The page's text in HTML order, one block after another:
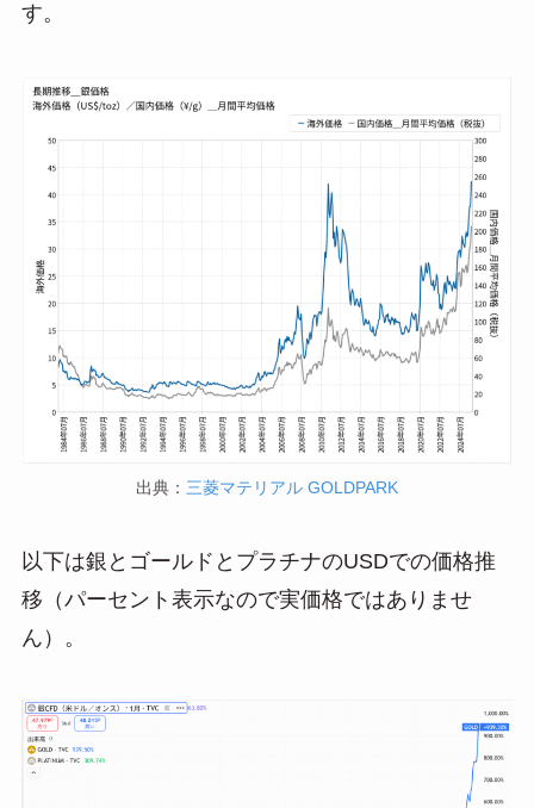
す。
出典： 三菱マテリアル GOLDPARK
以下は銀とゴールドとプラチナのUSDでの価格推
移（パーセント表示なので実価格ではありませ
ん）。